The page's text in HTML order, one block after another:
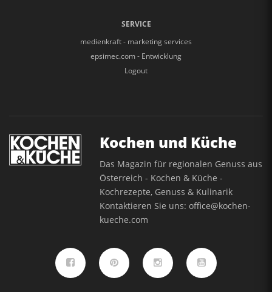
SERVICE
medienkraft - marketing services
epsimec.com - Entwicklung
Logout
Kochen und Küche
Das Magazin für regionalen Genuss aus
Österreich - Kochen & Küche -
Kochrezepte, Genuss & Kulinarik
Kontaktieren Sie uns:office@kochen-
kueche.com